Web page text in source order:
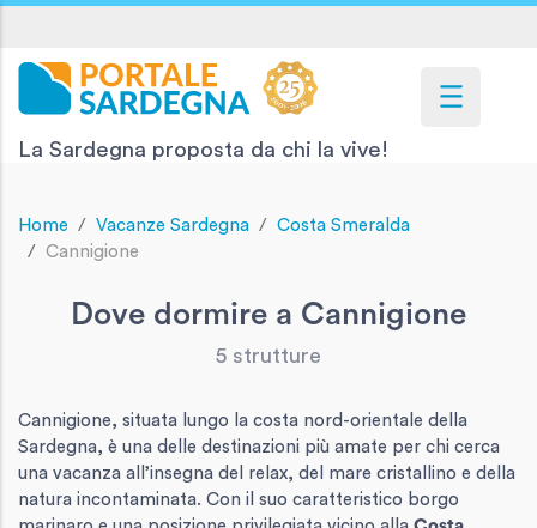
La Sardegna proposta da chi la vive!
Home Vacanze Sardegna
Costa Smeralda
Cannigione
Dove dormire a Cannigione
5 strutture
Cannigione, situata lungo la costa nord-orientale della
Sardegna, è una delle destinazioni più amate per chi cerca
una vacanza all’insegna del relax, del mare cristallino e della
natura incontaminata. Con il suo caratteristico borgo